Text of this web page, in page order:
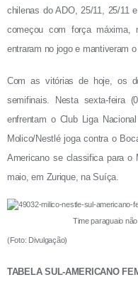
chilenas do ADO, 25/11, 25/11
começou com força máxima,
entraram no jogo e mantiveram
Com as vitórias de hoje, os
semifinais. Nesta sexta-feira
enfrentam o Club Liga
Molico/Nestlé joga contra o
Americano se classifica para o
maio, em Zurique, na Suíça.
Time paraguaio não deu
(Foto: Divulgação)
TABELA SUL-AMERICANO